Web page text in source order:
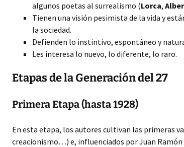
algunos poetas al surrealismo (Lorca,
Tienen una visión pesimista de la vida y
la sociedad.
Defienden lo instintivo, espontáneo y
Les interesa lo nuevo, lo diferente, lo raro.
Etapas de la Generación del 27
Primera Etapa (hasta 1928)
En esta etapa, los autores cultivan las primeras
creacionismo…) e, influenciados por Juan